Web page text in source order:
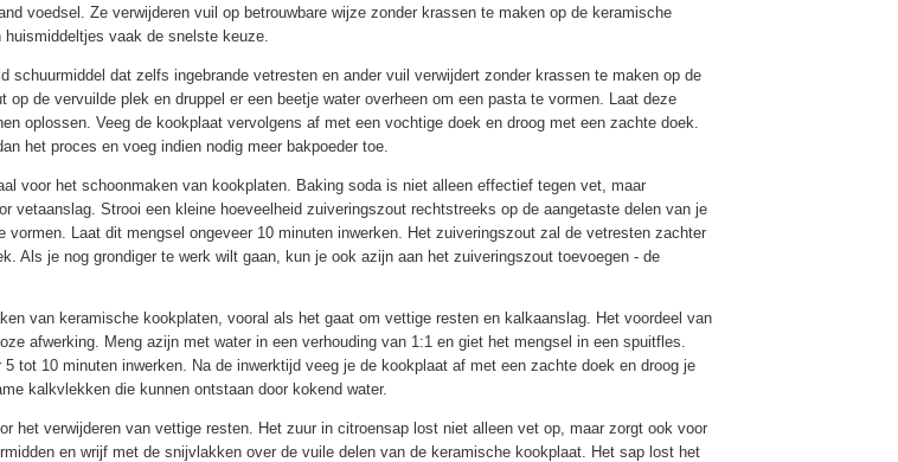
voedsel. Ze verwijderen vuil op betrouwbare wijze zonder krassen te maken op de keramische
vaak de snelste keuze.
dat zelfs ingebrande vetresten en ander vuil verwijdert zonder krassen te maken op de
de vervuilde plek en druppel er een beetje water overheen om een pasta te vormen. Laat deze
oplossen. Veeg de kookplaat vervolgens af met een vochtige doek en droog met een zachte doek.
het proces en voeg indien nodig meer bakpoeder toe.
voor het schoonmaken van kookplaten. Baking soda is niet alleen effectief tegen vet, maar
vetaanslag. Strooi een kleine hoeveelheid zuiveringszout rechtstreeks op de aangetaste delen van je
Laat dit mengsel ongeveer 10 minuten inwerken. Het zuiveringszout zal de vetresten zachter
Als je nog grondiger te werk wilt gaan, kun je ook azijn aan het zuiveringszout toevoegen - de
van keramische kookplaten, vooral als het gaat om vettige resten en kalkaanslag. Het voordeel van
afwerking. Meng azijn met water in een verhouding van 1:1 en giet het mengsel in een spuitfles.
tot 10 minuten inwerken. Na de inwerktijd veeg je de kookplaat af met een zachte doek en droog je
kalkvlekken die kunnen ontstaan door kokend water.
het verwijderen van vettige resten. Het zuur in citroensap lost niet alleen vet op, maar zorgt ook voor
en wrijf met de snijvlakken over de vuile delen van de keramische kookplaat. Het sap lost het